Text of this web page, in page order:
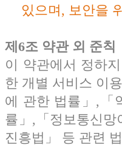
있으며 , 보안을
제 6조 약관 외 준칙
이 약관에서 정하
한 개별 서비스 이
에 관한 법률」 ,
률」 , 「정보통신
진흥법」 등 관련